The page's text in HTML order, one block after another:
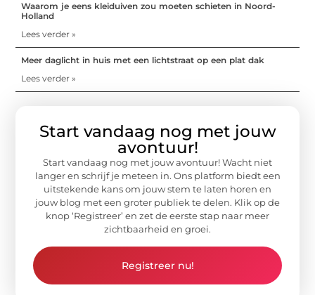
Waarom je eens kleiduiven zou moeten schieten in Noord-
Holland
Lees verder »
Meer daglicht in huis met een lichtstraat op een plat dak
Lees verder »
Start vandaag nog met jouw
avontuur!
Start vandaag nog met jouw avontuur! Wacht niet
langer en schrijf je meteen in. Ons platform biedt een
uitstekende kans om jouw stem te laten horen en
jouw blog met een groter publiek te delen. Klik op de
knop ‘Registreer’ en zet de eerste stap naar meer
zichtbaarheid en groei.
Registreer nu!